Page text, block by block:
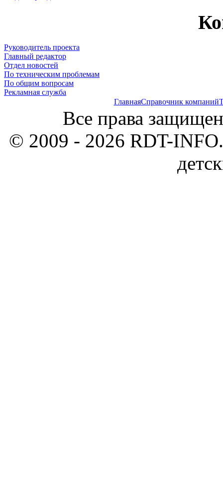
Руководитель проекта
Главный редактор
Отдел новостей
По техническим проблемам
По общим вопросам
Рекламная служба
ГлавнаяСправочник компаний
Все права
© 2009 - 2026 RDT-